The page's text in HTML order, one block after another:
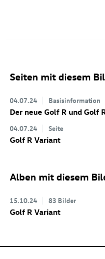
Seiten mit diesem
04.07.24 Basisinformation
Der neue Golf R und Golf
04.07.24 Seite
Golf R Variant
Alben mit diesem
15.10.24 83 Bilder
Golf R Variant